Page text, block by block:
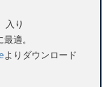
入り
適。
よりダウンロード